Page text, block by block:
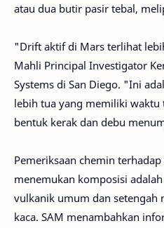
atau dua butir pasir tebal,
"Drift aktif di Mars terlihat
Mahli Principal Investigator
Systems di San Diego. "Ini
lebih tua yang memiliki
bentuk kerak dan debu
Pemeriksaan chemin
menemukan komposisi
vulkanik umum dan setengah
kaca. SAM menambahkan